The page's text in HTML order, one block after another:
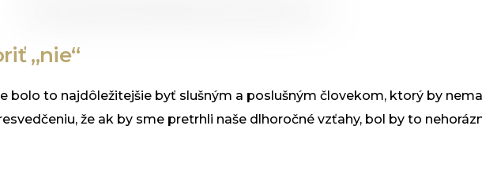
„nie“
bolo to najdôležitejšie byť slušným a poslušným človekom, ktorý by
že ak by sme pretrhli naše dlhoročné vzťahy, bol by to